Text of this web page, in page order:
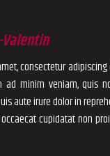
consectetur
ad minim veniam, quis
aute irure dolor in
cupidatat non